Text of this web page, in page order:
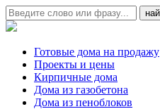
Готовые дома на продажу
Проекты и цены
Кирпичные дома
Дома из газобетона
Дома из пеноблоков